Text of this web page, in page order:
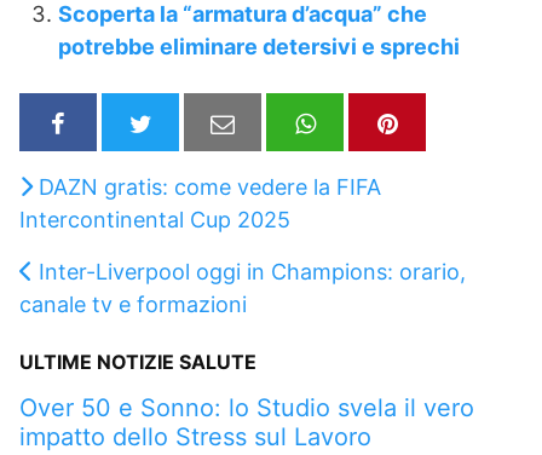
Scoperta la “armatura d’acqua” che
potrebbe eliminare detersivi e sprechi
DAZN gratis: come vedere la FIFA
Intercontinental Cup 2025
Inter-Liverpool oggi in Champions: orario,
canale tv e formazioni
ULTIME NOTIZIE SALUTE
Over 50 e Sonno: lo Studio svela il vero
impatto dello Stress sul Lavoro